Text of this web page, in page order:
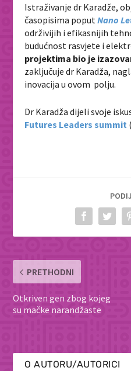
Istraživanje dr Karadže,
časopisima poputNano
održivijih i efikasnijih
budućnost rasvjete i
projektima bio je
zaključuje dr Karadža,
inovacija u ovom polju.
Dr Karadža dijeli svoje
Futures Leaders summit
PRETHODNI
Otkriven gen zbog kojeg
su mačke narandžaste
O AUTORU/AUTORICI